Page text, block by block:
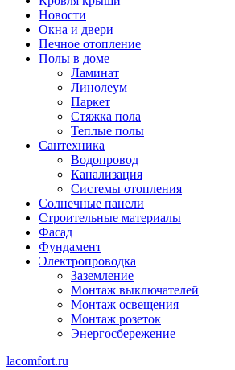
Новости
Окна и двери
Печное отопление
Полы в доме
Ламинат
Линолеум
Паркет
Стяжка пола
Теплые полы
Сантехника
Водопровод
Канализация
Системы отопления
Солнечные панели
Строительные материалы
Фасад
Фундамент
Электропроводка
Заземление
Монтаж выключателей
Монтаж освещения
Монтаж розеток
Энергосбережение
lacomfort.ru